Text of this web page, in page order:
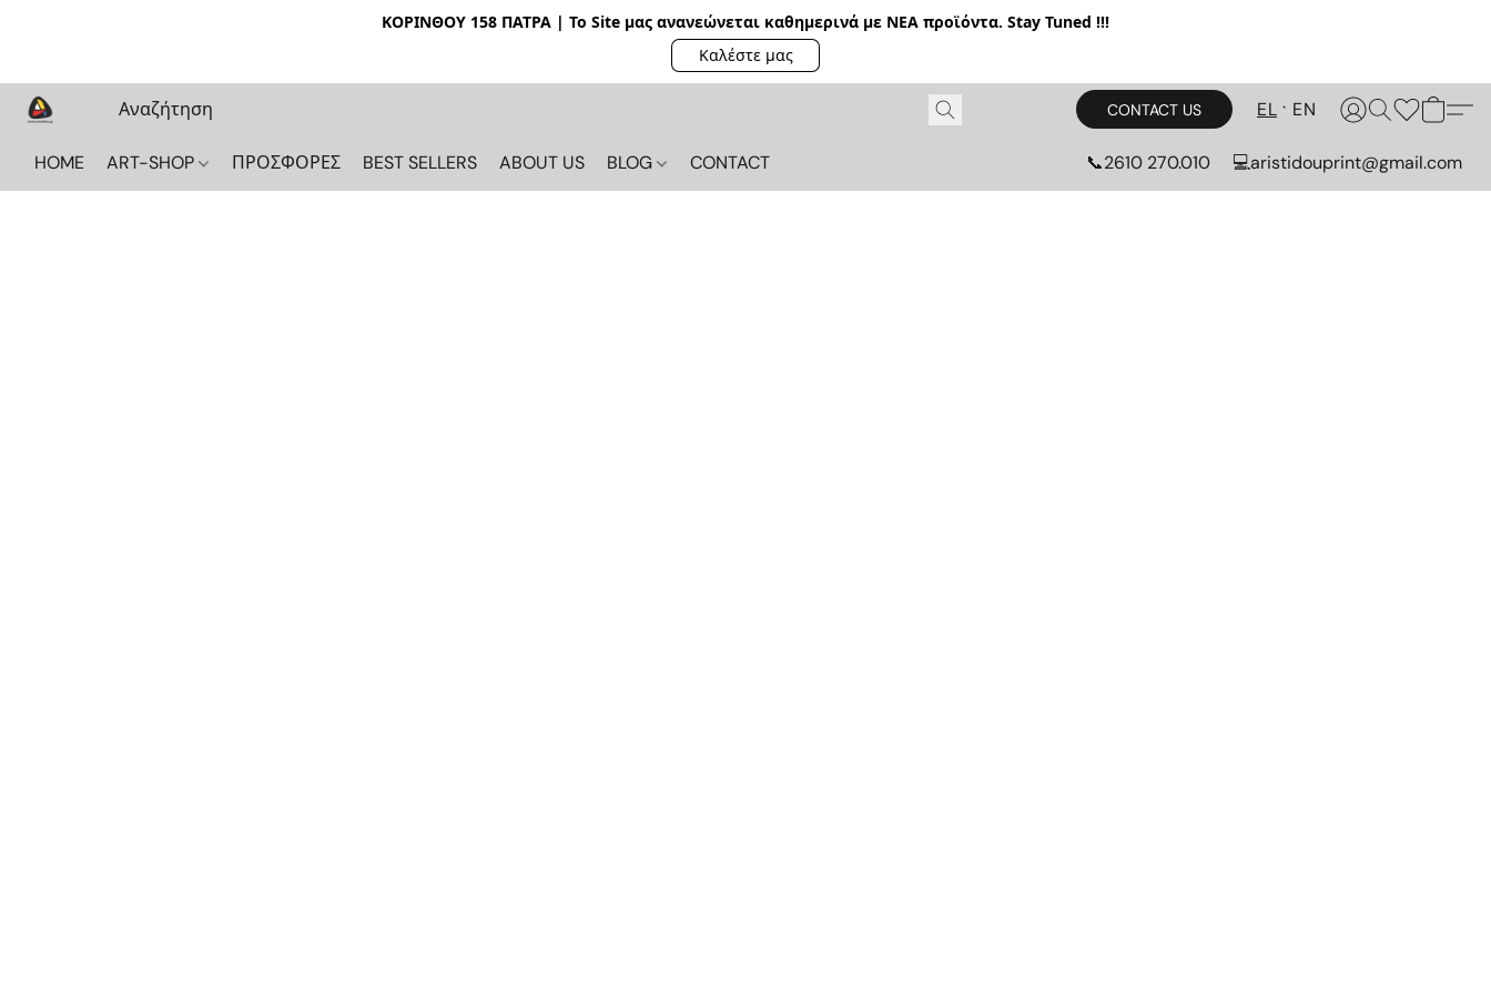
ΚΟΡΙΝΘΟΥ 158 ΠΑΤΡΑ | Το Site μας ανανεώνεται καθημερινά με ΝΕΑ προϊόντα. Stay Tuned !!!
Καλέστε μας
CONTACT US EL EN
HOME ART-SHOP ΠΡΟΣΦΟΡΕΣ BEST SELLERS ABOUT US BLOG CONTACT 📞2610 270.010 💻aristidouprint@gmail.com